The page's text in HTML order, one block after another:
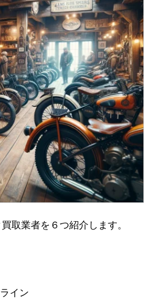
取業者を６つ紹介します。
イン